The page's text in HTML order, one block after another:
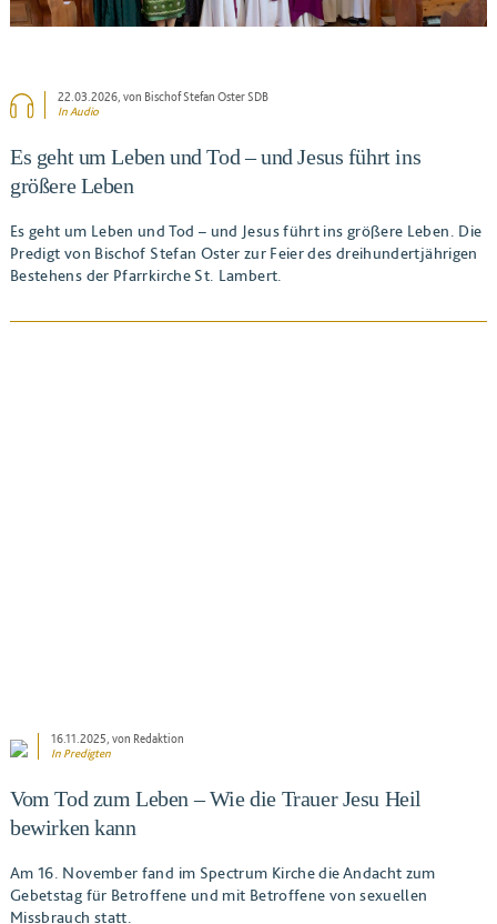
22.03.2026, von Bischof Stefan Oster SDB
In Audio
Es geht um Leben und Tod – und Jesus führt ins
größere Leben
Es geht um Leben und Tod – und Jesus führt ins größere Leben. Die
Predigt von Bischof Stefan Oster zur Feier des dreihundertjährigen
Bestehens der Pfarrkirche St. Lambert.
16.11.2025, von Redaktion
In Predigten
Vom Tod zum Leben – Wie die Trauer Jesu Heil
bewirken kann
Am 16. November fand im Spectrum Kirche die Andacht zum
Gebetstag für Betroffene und mit Betroffene von sexuellen
Missbrauch statt.